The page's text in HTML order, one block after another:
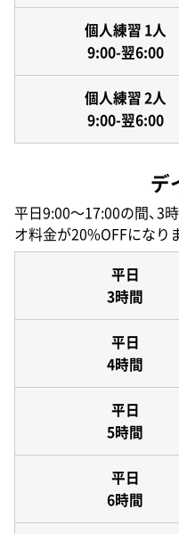
個人練習 1人
9:00-翌6:00
個人練習 2人
9:00-翌6:00
デ
平日9:00〜17:00の間、3
オ料金が20%OFFになり
平日
3時間
平日
4時間
平日
5時間
平日
6時間